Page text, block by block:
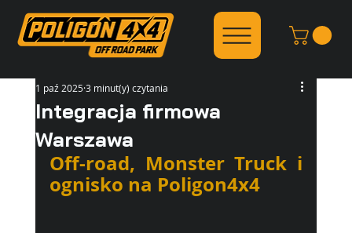
Integracja firmowa
Warszawa
1 paź 2025 3 minut(y) czytania
Off-road, Monster Truck i
ognisko na Poligon4x4